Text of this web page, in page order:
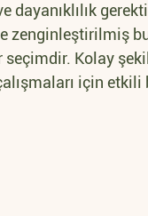
dayanıklılık
zenginleştirilmiş
Kolay
için